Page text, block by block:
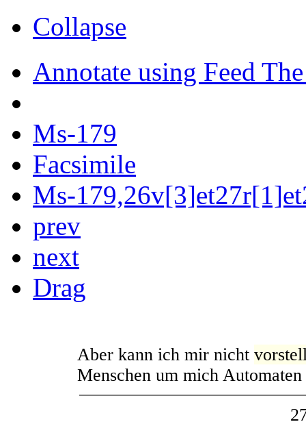
Collapse
Annotate using Feed
Ms-179
Facsimile
Ms-
prev
next
Drag
Aber kann ich mir nicht
Menschen um mich